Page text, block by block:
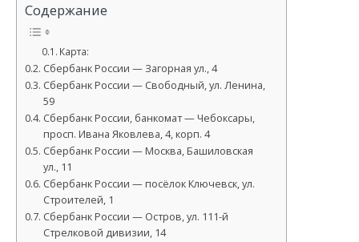
Содержание
Карта:
Сбербанк России — Загорная ул., 4
Сбербанк России — Свободный, ул. Ленина,
59
Сбербанк России, банкомат — Чебоксары,
просп. Ивана Яковлева, 4, корп. 4
Сбербанк России — Москва, Башиловская
ул., 11
Сбербанк России — посёлок Ключевск, ул.
Строителей, 1
Сбербанк России — Остров, ул. 111-й
Стрелковой дивизии, 14